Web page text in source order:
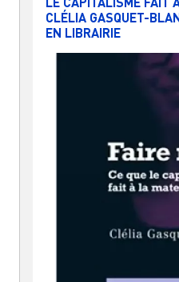
CLÉLIA GASQUET-
EN LIBRAIRIE